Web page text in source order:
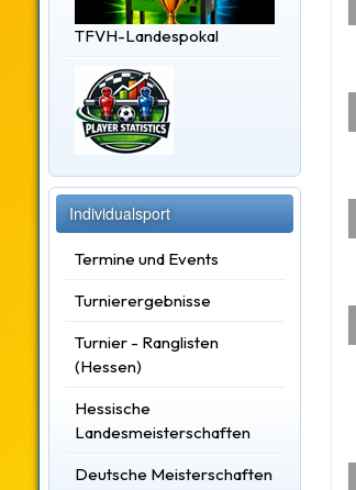
TFVH-Landespokal
Individualsport
Termine und Events
Turnierergebnisse
Turnier - Ranglisten
(Hessen)
Hessische
Landesmeisterschaften
Deutsche Meisterschaften